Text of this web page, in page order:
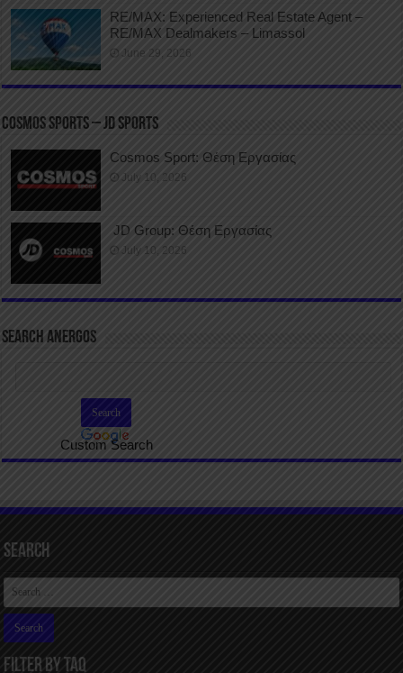
RE/MAX: Experienced Real Estate Agent –
RE/MAX Dealmakers – Limassol
June 29, 2026
COSMOS SPORTS – JD SPORTS
Cosmos Sport: Θέση Εργασίας
July 10, 2026
JD Group: Θέση Εργασίας
July 10, 2026
SEARCH ANERGOS
Custom Search
Search
FILTER BY TAQ